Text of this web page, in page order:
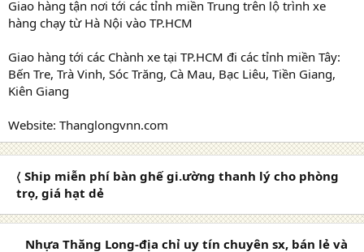
Giao hàng tận nơi tới các tỉnh miền Trung trên lộ trình xe
hàng chạy từ Hà Nội vào TP.HCM
Giao hàng tới các Chành xe tại TP.HCM đi các tỉnh miền Tây:
Bến Tre, Trà Vinh, Sóc Trăng, Cà Mau, Bạc Liêu, Tiền Giang,
Kiên Giang
Website: Thanglongvnn.com
〈 Ship miễn phí bàn ghế gi.ường thanh lý cho phòng
trọ, giá hạt dẻ
Nhựa Thăng Long-địa chỉ uy tín chuyên sx, bán lẻ và